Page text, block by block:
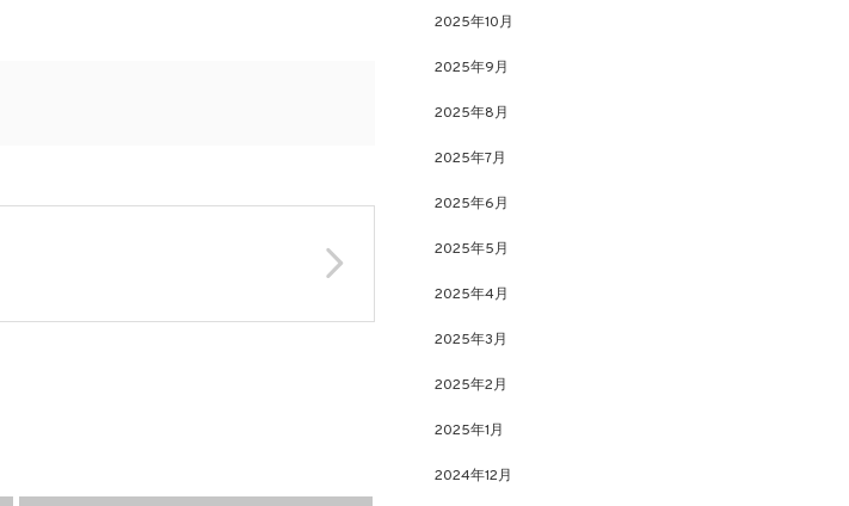
2025年10月
2025年9月
2025年8月
2025年7月
2025年6月
2025年5月
2025年4月
2025年3月
2025年2月
2025年1月
2024年12月